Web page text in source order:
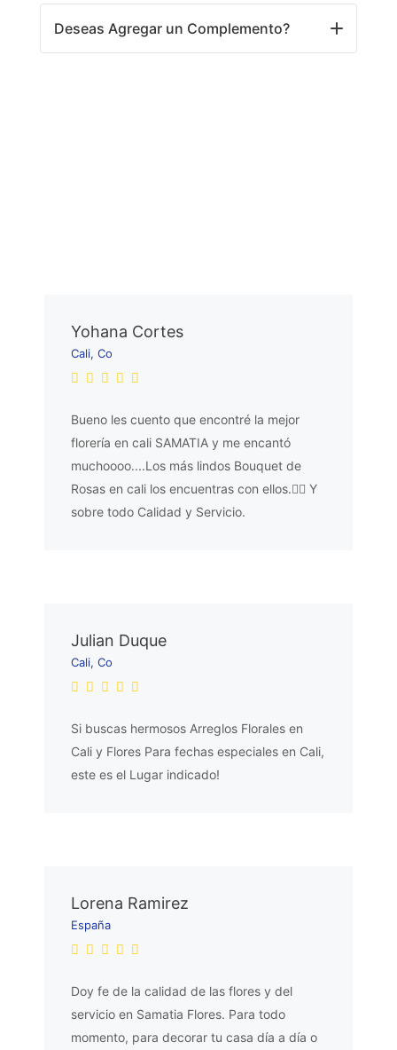
Deseas Agregar un Complemento?
Yohana Cortes
Cali, Co
Bueno les cuento que encontré la mejor
florería en cali SAMATIA y me encantó
muchoooo....Los más lindos Bouquet de
Rosas en cali los encuentras con ellos.👌🏼 Y
sobre todo Calidad y Servicio.
Julian Duque
Cali, Co
Si buscas hermosos Arreglos Florales en
Cali y Flores Para fechas especiales en Cali,
este es el Lugar indicado!
Lorena Ramirez
España
Doy fe de la calidad de las flores y del
servicio en Samatia Flores. Para todo
momento, para decorar tu casa día a día o